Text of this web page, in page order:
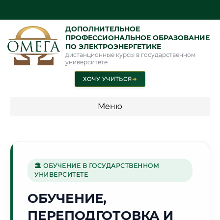
ДОПОЛНИТЕЛЬНОЕ
ПРОФЕССИОНАЛЬНОЕ ОБРАЗОВАНИЕ
ПО ЭЛЕКТРОЭНЕРГЕТИКЕ
дистанционные курсы в государственном
университете
ХОЧУ УЧИТЬСЯ➜
Меню
🏗️
Г. НАБЕРЕЖНЫЕ ЧЕЛНЫ
🏛 ОБУЧЕНИЕ В ГОСУДАРСТВЕННОМ
УНИВЕРСИТЕТЕ
ОБУЧЕНИЕ,
ПЕРЕПОДГОТОВКА И